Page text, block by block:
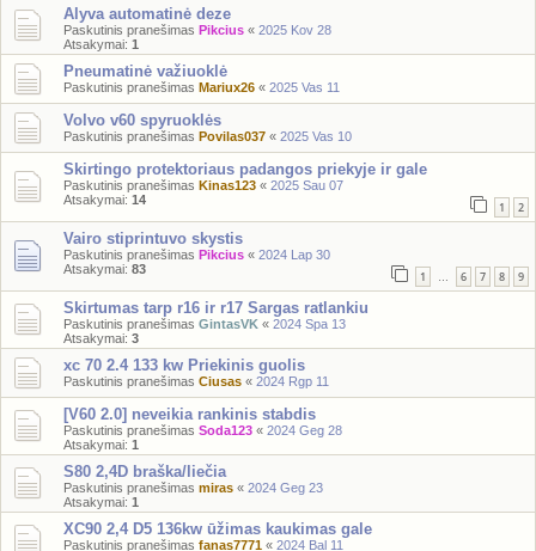
Alyva automatinė deze
Paskutinis pranešimas Pikcius « 2025 Kov 28
Atsakymai: 1
Pneumatinė važiuoklė
Paskutinis pranešimas Mariux26 « 2025 Vas 11
Volvo v60 spyruoklės
Paskutinis pranešimas Povilas037 « 2025 Vas 10
Skirtingo protektoriaus padangos priekyje ir gale
Paskutinis pranešimas Kinas123 « 2025 Sau 07
Atsakymai: 14 1 2
Vairo stiprintuvo skystis
Paskutinis pranešimas Pikcius « 2024 Lap 30
Atsakymai: 83 1 … 6 7 8 9
Skirtumas tarp r16 ir r17 Sargas ratlankiu
Paskutinis pranešimas GintasVK « 2024 Spa 13
Atsakymai: 3
xc 70 2.4 133 kw Priekinis guolis
Paskutinis pranešimas Ciusas « 2024 Rgp 11
[V60 2.0] neveikia rankinis stabdis
Paskutinis pranešimas Soda123 « 2024 Geg 28
Atsakymai: 1
S80 2,4D braška/liečia
Paskutinis pranešimas miras « 2024 Geg 23
Atsakymai: 1
XC90 2,4 D5 136kw ūžimas kaukimas gale
Paskutinis pranešimas fanas7771 « 2024 Bal 11